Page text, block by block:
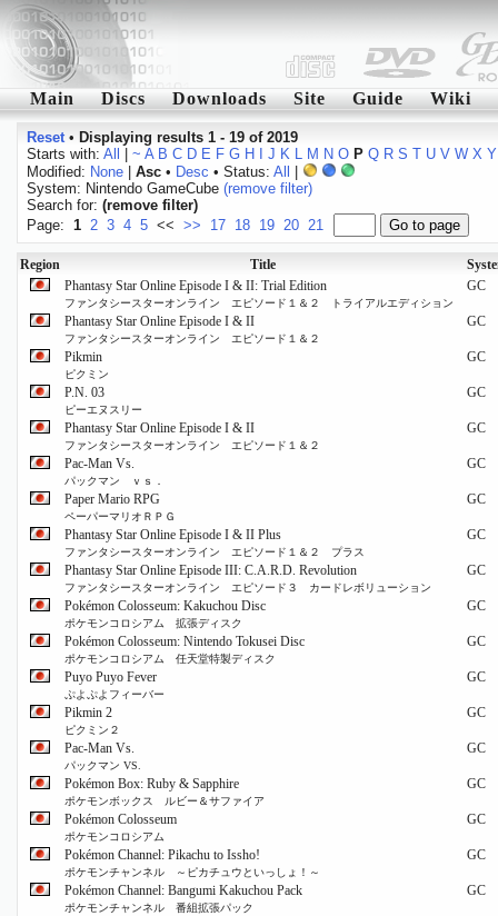
Main Discs Downloads Site Guide Wiki
Reset• Displaying results 1 - 19 of 2019
Starts with: All ~ A B C D E F G H J K L M N O P Q R S T U V W X Y
Modified: None| Asc• Desc • Status: All
System: Nintendo GameCube (remove filter)
Search for: (remove filter)
Page: 1 2 3 4 5 << >> 17 18 19 20 21
Region Title
Phantasy Star Online Episode I & II: Trial Edition
ファンタシースターオンライン エピソード１＆２ トライアルエディション
GC
Phantasy Star Online Episode I & II
ファンタシースターオンライン エピソード１＆２
GC
Pikmin
ピクミン
GC
P.N. 03
ピーエヌスリー
GC
Phantasy Star Online Episode I & II
ファンタシースターオンライン エピソード１＆２
GC
Pac-Man Vs.
パックマン ｖｓ．
GC
Paper Mario RPG
ペーパーマリオＲＰＧ
GC
Phantasy Star Online Episode I & II Plus
ファンタシースターオンライン エピソード１＆２ プラス
GC
Phantasy Star Online Episode III: C.A.R.D. Revolution
ファンタシースターオンライン エピソード３ カードレボリューション
GC
Pokémon Colosseum: Kakuchou Disc
ポケモンコロシアム 拡張ディスク
GC
Pokémon Colosseum: Nintendo Tokusei Disc
ポケモンコロシアム 任天堂特製ディスク
GC
Puyo Puyo Fever
ぷよぷよフィーバー
GC
Pikmin 2
ピクミン２
GC
Pac-Man Vs.
パックマン VS.
GC
Pokémon Box: Ruby & Sapphire
ポケモンボックス ルビー＆サファイア
GC
Pokémon Colosseum
ポケモンコロシアム
GC
Pokémon Channel: Pikachu to Issho!
ポケモンチャンネル ～ピカチュウといっしょ！～
GC
Pokémon Channel: Bangumi Kakuchou Pack
ポケモンチャンネル 番組拡張パック
GC